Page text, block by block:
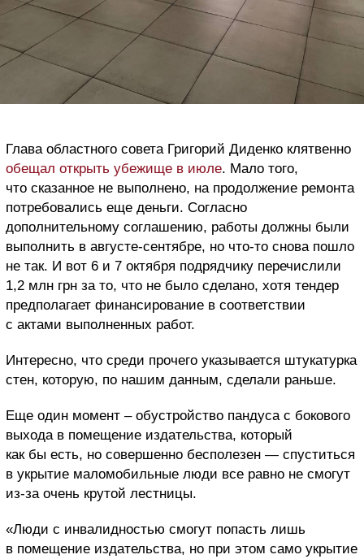
Глава областного совета Григорий Диденко клятвенно
обещал открыть убежище в июле. Мало того,
что сказанное не выполнено, на продолжение ремонта
потребовались еще деньги. Согласно
дополнительному соглашению, работы должны были
выполнить в августе-сентябре, но что-то снова пошло
не так. И вот 6 и 7 октября подрядчику перечислили
1,2 млн грн за то, что не было сделано, хотя тендер
предполагает финансирование в соответствии
с актами выполненных работ.
Интересно, что среди прочего указывается штукатурка
стен, которую, по нашим данным, сделали раньше.
Еще один момент – обустройство пандуса с бокового
выхода в помещение издательства, который
как бы есть, но совершенно бесполезен — спуститься
в укрытие маломобильные люди все равно не смогут
из-за очень крутой лестницы.
«Люди с инвалидностью смогут попасть лишь
в помещение издательства, но при этом само укрытие